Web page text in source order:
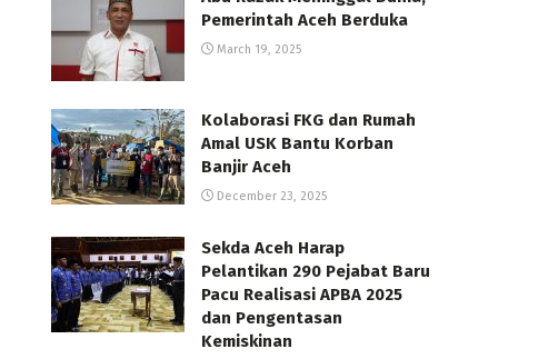
Pemerintah Aceh Berduka
March 19, 2025
Kolaborasi FKG dan Rumah
Amal USK Bantu Korban
Banjir Aceh
December 23, 2025
Sekda Aceh Harap
Pelantikan 290 Pejabat Baru
Pacu Realisasi APBA 2025
dan Pengentasan
Kemiskinan